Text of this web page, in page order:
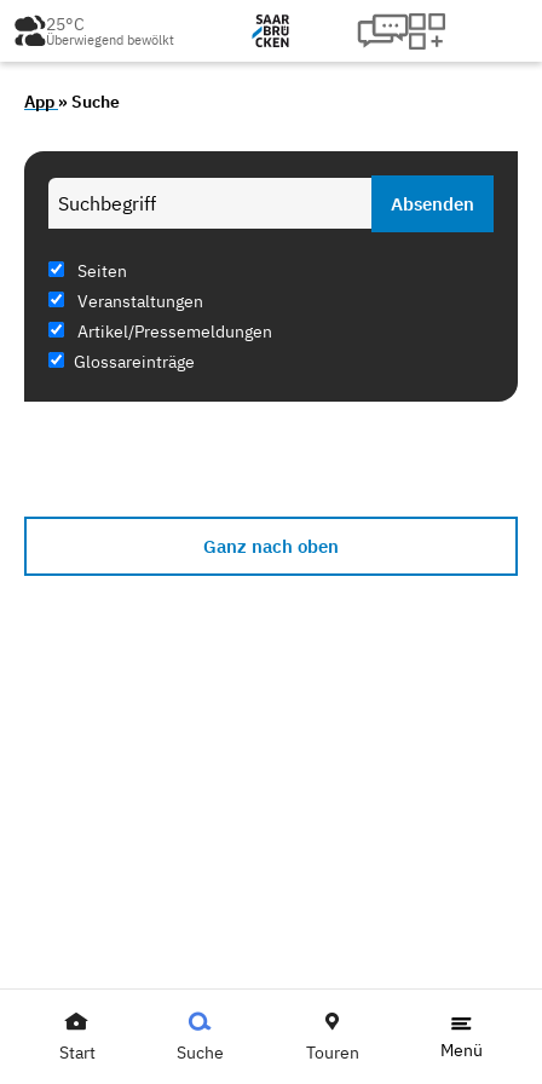
25°C
Überwiegend bewölkt
App » Suche
Seiten
Veranstaltungen
Artikel/Pressemeldungen
Glossareinträge
Ganz nach oben
Start Suche Touren Menü